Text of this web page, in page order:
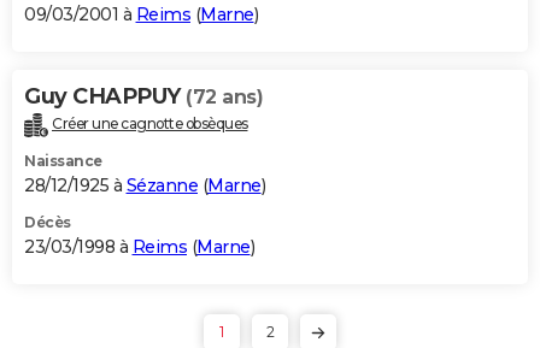
09/03/2001 à Reims (Marne)
Guy CHAPPUY (72 ans)
Créer une cagnotte obsèques
Naissance
28/12/1925 à Sézanne (Marne)
Décès
23/03/1998 à Reims (Marne)
1 2